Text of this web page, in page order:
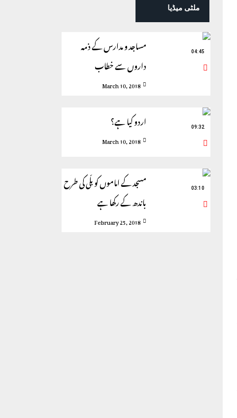
ملٹی میڈیا
مساجد و مدارس کے ذمہ
داروں سے خطاب
March 10, 2018
04:45
اردو کیا ہے؟
March 10, 2018
09:32
مسجد کے اماموں کو بلّی کی طرح
باندھ کے رکھا ہے
February 25, 2018
03:10